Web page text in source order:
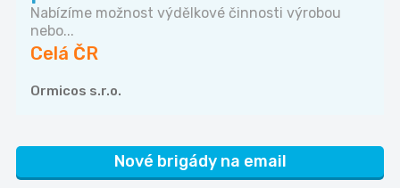
Nabízíme možnost výdělkové činnosti výrobou
nebo...
Celá ČR
Ormicos s.r.o.
Nové brigády na email